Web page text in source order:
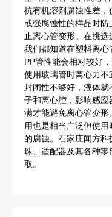
抗有机溶剂腐蚀性差
或强腐蚀性的样品时
止离心管变形。在挑
我们都知道在塑料离
PP管性能会相对较好
使用玻璃管时离心力
封闭性不够好，液体
子和离心腔，影响感
满才能避免离心管变
用也是相当广泛但使
的腐蚀。石家庄闻方
珠、适配器及其各种
取。